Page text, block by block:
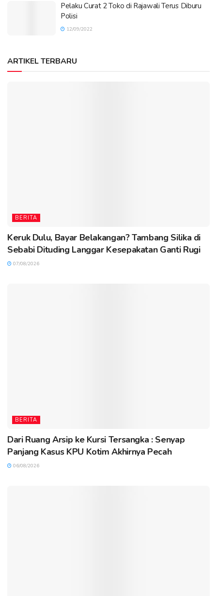
Pelaku Curat 2 Toko di Rajawali Terus Diburu
Polisi
12/09/2022
ARTIKEL TERBARU
BERITA
Keruk Dulu, Bayar Belakangan? Tambang Silika di
Sebabi Dituding Langgar Kesepakatan Ganti Rugi
07/08/2026
BERITA
Dari Ruang Arsip ke Kursi Tersangka : Senyap
Panjang Kasus KPU Kotim Akhirnya Pecah
06/08/2026